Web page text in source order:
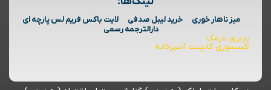
میز ناهار خوری خرید لیبل صدفی
لایت باکس فریم لس پارچه ای
دارالترجمه رسمی
باربری نارمک
اکسسوری کابینت آشپزخانه